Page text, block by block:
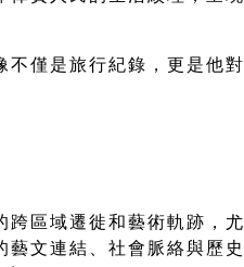
不僅是旅行紀錄，更是他對
跨區域遷徙和藝術軌跡，尤
文連結、社會脈絡與歷史